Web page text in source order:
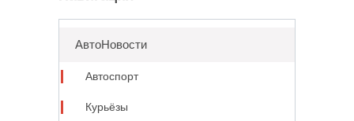
АвтоНовости
Автоспорт
Курьёзы